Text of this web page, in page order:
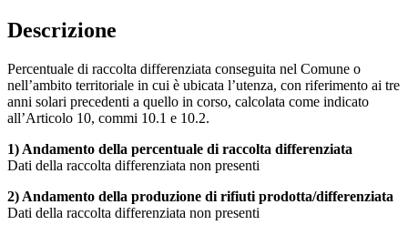
Descrizione
Percentuale di raccolta differenziata conseguita nel Comune o
nell’ambito territoriale in cui è ubicata l’utenza, con riferimento ai tre
anni solari precedenti a quello in corso, calcolata come indicato
all’Articolo 10, commi 10.1 e 10.2.
1) Andamento della percentuale di raccolta differenziata
Dati della raccolta differenziata non presenti
2) Andamento della produzione di rifiuti prodotta/differenziata
Dati della raccolta differenziata non presenti